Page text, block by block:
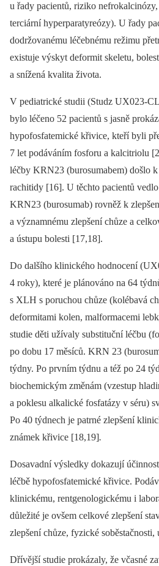
u řady pacientů, riziko
terciární hyperparatyreózy). U řady
dodržovanému léčebnému režimu
existuje výskyt deformit skeletu,
a snížená kvalita života.
V pediatrické studii (Studz UX023-
bylo léčeno 52 pacientů s jasně
hypofosfatemické křivice, kteří byli
7 let podáváním fosforu a kalcitriolu
léčby KRN23 (burosumabem) došlo
rachitidy [16]. U těchto pacientů
KRN23 (burosumab) rovněž k
a významnému zlepšení chůze a
a ústupu bolesti [17,18].
Do dalšího klinického hodnocení
4 roky), které je plánováno na 64
s XLH s poruchou chůze (kolébavá
deformitami kolen, malformacemi
studie děti užívaly substituční léčbu
po dobu 17 měsíců. KRN 23
týdny. Po prvním týdnu a též po 24
biochemickým změnám (vzestup
a poklesu alkalické fosfatázy v séru)
Po 40 týdnech je patrné zlepšení
známek křivice [18,19].
Dosavadní výsledky dokazují
léčbě hypofosfatemické křivice.
klinickému, rentgenologickému i
důležité je ovšem celkové zlepšení
zlepšení chůze, fyzické soběstačnosti,
Dřívější studie prokázaly, že včasné